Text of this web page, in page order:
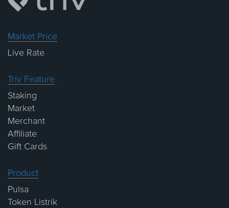
Market Price
Live Rate
Triv Feature
Staking
Market
Merchant
Affiliate
Gift Cards
Product
Pulsa
Token Listrik